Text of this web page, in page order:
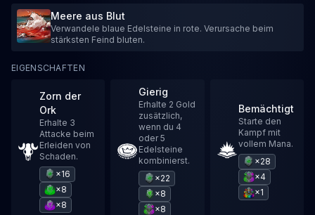
Meere aus Blut
Verwandele blaue Edelsteine in rote. Verursache beim
stärksten Feind bluten.
EIGENSCHAFTEN
Zorn der
Ork
Erhalte 3
Attacke beim
Erleiden von
Schaden.
×16
×8
×8
Gierig
Erhalte 2 Gold
zusätzlich,
wenn du 4
oder 5
Edelsteine
kombinierst.
×22
×8
×8
Bemächtigt
Starte den
Kampf mit
vollem Mana.
×28
×4
×1